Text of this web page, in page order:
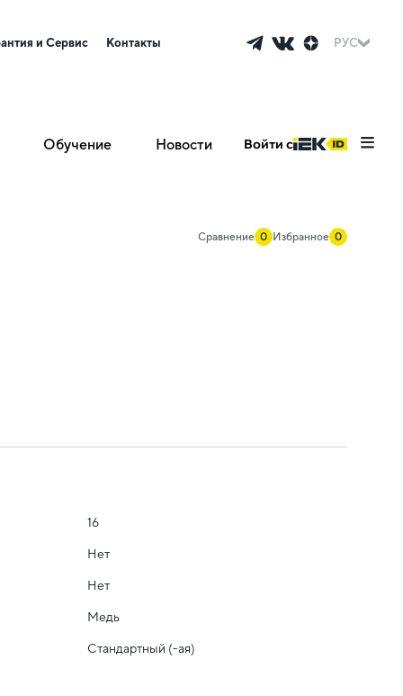
и Сервис Контакты РУС
Обучение Новости Войти с
Сравнение 0 Избранное 0
16
Нет
Нет
Медь
Стандартный (-ая)